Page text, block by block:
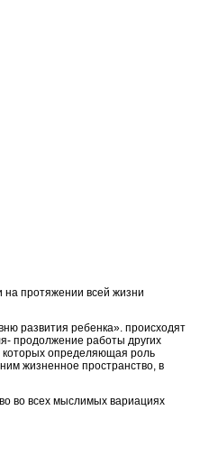
протяжении всей жизни
развития ребенка». происходят
продолжение работы других
которых определяющая роль
жизненное пространство, в
во всех мыслимых вариациях